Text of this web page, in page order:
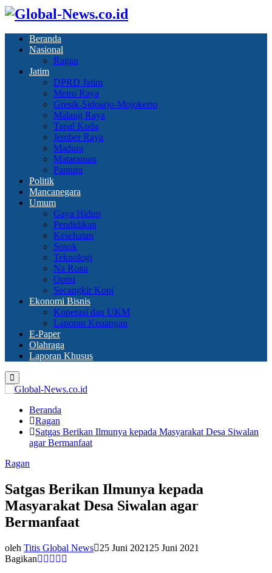
Beranda
Nasional
Ragan
Jatim
DPRD Jatim
Metro Raya
Gresik-Sidoarjo-Mojokerto
Malang Raya
Tapal Kuda
Jember Raya
Madura
Mataraman
Pantura
Politik
Mancanegara
Umum
Gaya Hidup
Pendidikan
Kesehatan
Sosok
Teknologi
Na Rona
Opini
Secangkir Kopi
Ekonomi Bisnis
Koperasi dan UKM
Laporan Keuangan
E-Paper
Olahraga
Laporan Khusus
Primary
Menu
Beranda
Ragan
Satgas Berikan Ilmunya kepada Masyarakat Desa Siwalan
agar Bermanfaat
Ragan
Satgas Berikan Ilmunya kepada
Masyarakat Desa Siwalan agar
Bermanfaat
oleh Titis Global News 25 Juni 2021 25 Juni 2021
Bagikan